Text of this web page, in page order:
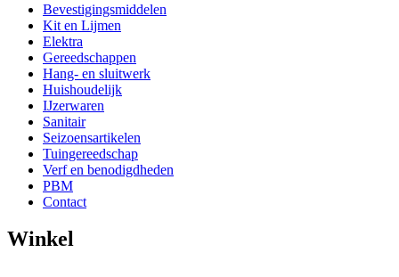
Bevestigingsmiddelen
Kit en Lijmen
Elektra
Gereedschappen
Hang- en sluitwerk
Huishoudelijk
IJzerwaren
Sanitair
Seizoensartikelen
Tuingereedschap
Verf en benodigdheden
PBM
Contact
Winkel